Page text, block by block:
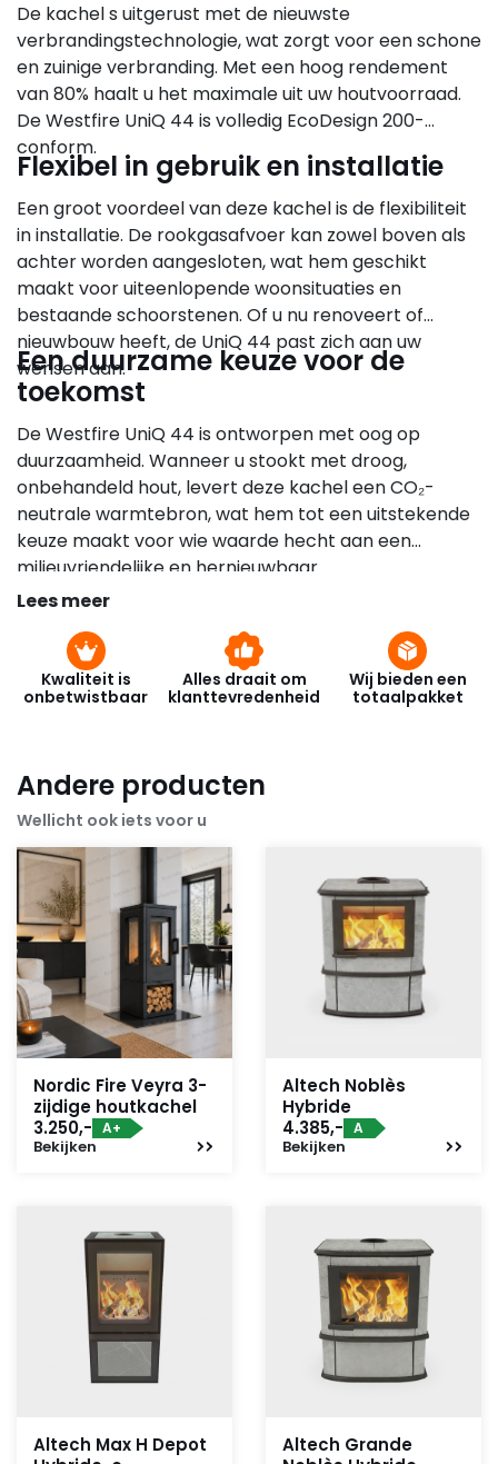
De kachel s uitgerust met de nieuwste
verbrandingstechnologie, wat zorgt voor een schone
en zuinige verbranding. Met een hoog rendement
van 80% haalt u het maximale uit uw houtvoorraad.
De Westfire UniQ 44 is volledig EcoDesign 200-
conform.
Flexibel in gebruik en installatie
Een groot voordeel van deze kachel is de flexibiliteit
in installatie. De rookgasafvoer kan zowel boven als
achter worden aangesloten, wat hem geschikt
maakt voor uiteenlopende woonsituaties en
bestaande schoorstenen. Of u nu renoveert of
nieuwbouw heeft, de UniQ 44 past zich aan uw
wensen aan.
Een duurzame keuze voor de
toekomst
De Westfire UniQ 44 is ontworpen met oog op
duurzaamheid. Wanneer u stookt met droog,
onbehandeld hout, levert deze kachel een CO₂-
neutrale warmtebron, wat hem tot een uitstekende
keuze maakt voor wie waarde hecht aan een
milieuvriendelijke en hernieuwbaar
verwarmingsalternatief.
Lees meer
Kwaliteit is
onbetwistbaar
Alles draait om
klanttevredenheid
Wij bieden een
totaalpakket
Andere producten
Wellicht ook iets voor u
Nordic Fire Veyra 3-
zijdige houtkachel
3.250,- A+
Bekijken
Altech Noblès
Hybride
4.385,- A
Bekijken
Altech Max H Depot
Altech Grande